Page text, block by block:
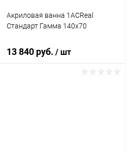
Акриловая ванна 1ACReal
Стандарт Гамма 140x70
13 840 руб./ шт